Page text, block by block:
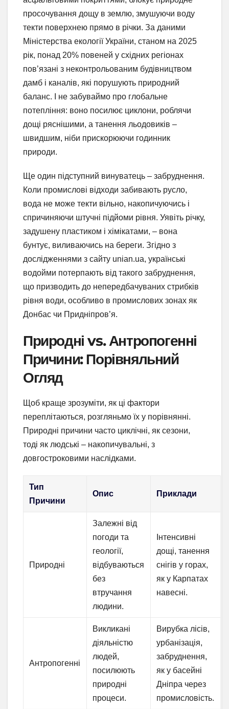
просочування дощу в землю, змушуючи воду
текти поверхнею прямо в річки. За даними
Міністерства екології України, станом на 2025
рік, понад 20% повеней у східних регіонах
пов’язані з неконтрольованим будівництвом
дамб і каналів, які порушують природний
баланс. І не забуваймо про глобальне
потепління: воно посилює циклони, роблячи
дощі ряснішими, а танення льодовиків –
швидшим, ніби прискорюючи годинник
природи.
Ще один підступний винуватець – забруднення.
Коли промислові відходи забивають русло,
вода не може текти вільно, накопичуючись і
спричиняючи штучні підйоми рівня. Уявіть річку,
задушену пластиком і хімікатами, – вона
бунтує, виливаючись на береги. Згідно з
дослідженнями з сайту unian.ua, українські
водойми потерпають від такого забруднення,
що призводить до непередбачуваних стрибків
рівня води, особливо в промислових зонах як
Донбас чи Придніпров’я.
Природні vs. Антропогенні
Причини: Порівняльний
Огляд
Щоб краще зрозуміти, як ці фактори
переплітаються, розгляньмо їх у порівнянні.
Природні причини часто циклічні, як сезони,
тоді як людські – накопичувальні, з
довгостроковими наслідками.
Тип
Причини
Опис Приклади
Природні
Залежні від
погоди та
геології,
відбуваються
без
втручання
людини.
Інтенсивні
дощі, танення
снігів у горах,
як у Карпатах
навесні.
Антропогенні
Викликані
діяльністю
людей,
посилюють
природні
процеси.
Вирубка лісів,
урбанізація,
забруднення,
як у басейні
Дніпра через
промисловість.